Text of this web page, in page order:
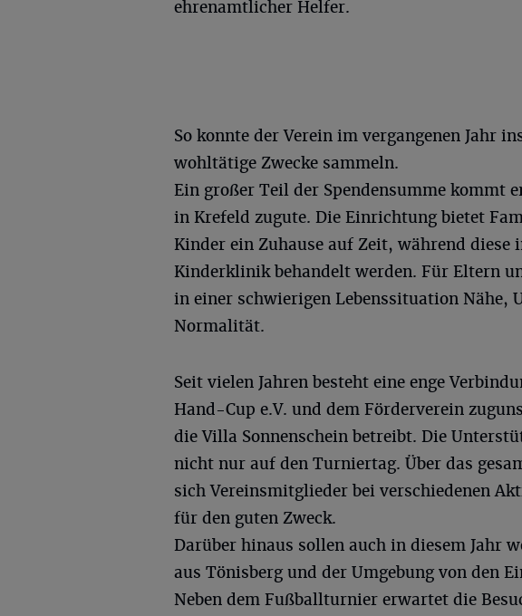
ehrenamtlicher Helfer.
So konnte der Verein im vergangenen Jahr
wohltätige Zwecke sammeln.
Ein großer Teil der Spendensumme kommt
in Krefeld zugute. Die Einrichtung bietet
Kinder ein Zuhause auf Zeit, während diese
Kinderklinik behandelt werden. Für Eltern
in einer schwierigen Lebenssituation Nähe,
Normalität.
Seit vielen Jahren besteht eine enge
Hand-Cup e.V. und dem Förderverein
die Villa Sonnenschein betreibt. Die
nicht nur auf den Turniertag. Über das
sich Vereinsmitglieder bei verschiedenen
für den guten Zweck.
Darüber hinaus sollen auch in diesem Jahr
aus Tönisberg und der Umgebung von den
Neben dem Fußballturnier erwartet die